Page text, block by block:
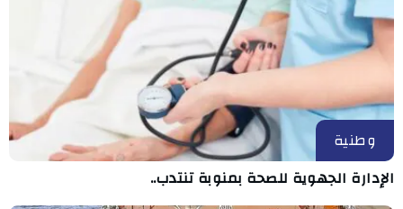
وطنية
الإدارة الجهوية للصحة بمنوبة تنتدب..